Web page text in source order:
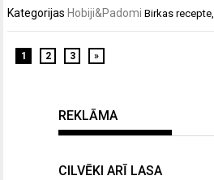
Kategorijas Hobiji&Padomi Birkasrecepte,
1 2 3 »
REKLĀMA
CILVĒKI ARĪ LASA